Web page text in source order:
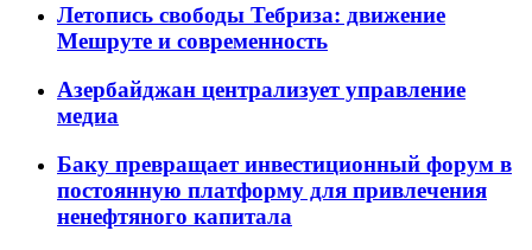
Летопись свободы Тебриза: движение
Мешруте и современность
Азербайджан централизует управление
медиа
Баку превращает инвестиционный форум в
постоянную платформу для привлечения
ненефтяного капитала